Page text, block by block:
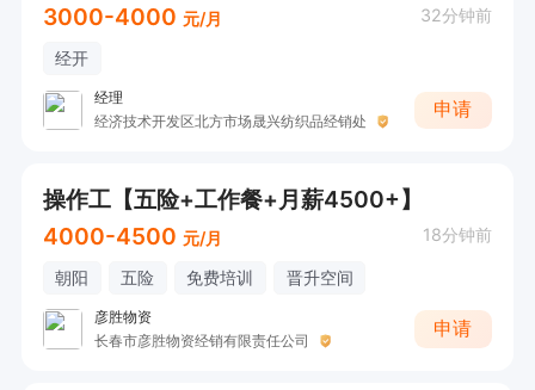
3000-4000 元/月 32分钟前
经开
经理
经济技术开发区北方市场晟兴纺织品经销处
申请
操作工【五险+工作餐+月薪4500+】
4000-4500 元/月 18分钟前
朝阳 五险 免费培训 晋升空间
彦胜物资
长春市彦胜物资经销有限责任公司
申请